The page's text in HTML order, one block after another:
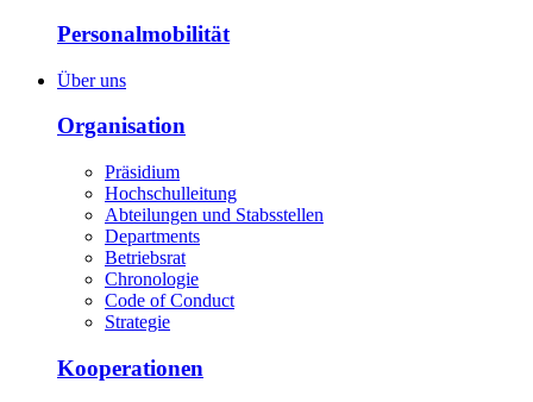
Personalmobilität
Über uns
Organisation
Präsidium
Hochschulleitung
Abteilungen und Stabsstellen
Departments
Betriebsrat
Chronologie
Code of Conduct
Strategie
Kooperationen